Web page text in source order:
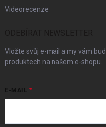
Videorecenze
Vložte svůj e-mail a my vám
produktech na našem e-shopu.
E-MAIL